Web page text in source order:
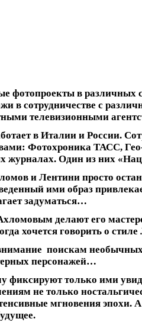
фотопроекты в различных
в сотрудничестве с
телевизионными
в Италии и России.
Фотохроника ТАСС,
журналах. Один из них
и Лентини просто
ими образ
задуматься…
делают его
хочется говорить о
поискам
персонажей…
фиксируют только ими
не только
мгновения эпохи. А